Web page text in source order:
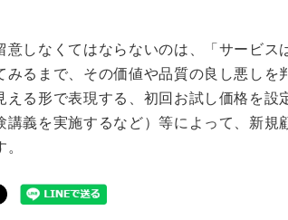
しなくてはならないのは、「サービス
るまで、その価値や品質の良し悪しを
る形で表現する、初回お試し価格を設
義を実施するなど）等によって、新規